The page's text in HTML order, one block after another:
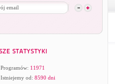
Programów: 11971
Istniejemy od: 8590 dni